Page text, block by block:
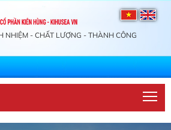
NHIỆM - CHẤT LƯỢNG - THÀNH CÔNG